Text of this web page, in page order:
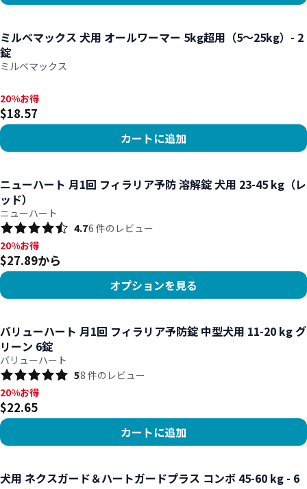
ミルベマックス 犬用 オールワーマー 5kg超用（5～25kg）- 2
錠
ミルベマックス
20%お得, $18.57
20%お得
$18.57
カートに追加
ニューハート 月1回 フィラリア予防 溶解錠 犬用 23-45 kg（レ
ッド）
ニューハート
4.76 件のレビュー
20%お得, $27.89から
20%お得
$27.89から
オプションを見る
バリューハート 月1回 フィラリア予防錠 中型犬用 11-20 kg グ
リーン 6錠
バリューハート
58 件のレビュー
20%お得, $22.65
20%お得
$22.65
カートに追加
犬用 ネクスガード＆ハートガードプラス コンボ 45-60 kg - 6